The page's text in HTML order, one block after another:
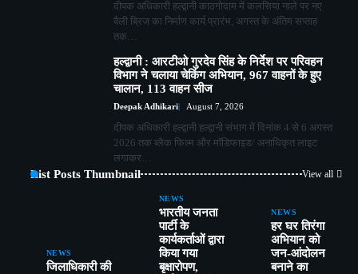
दीपक अधिकारी हल्द्वानी काठगोदाम में कलसिया नाले पर नए
वैली ब्रिज का निर्माण कार्य प्रारंभ, अगस्त के अंतिम सप्ताह
तक…
हल्द्वानी : आरटीओ गुरदेव सिंह के निर्देश पर परिवहन
विभाग ने चलाया चेकिंग अभियान, 967 वाहनों के हुए
चालान, 113 वाहन सीज
Deepak Adhikari August 7, 2026
दीपक अधिकारी हल्द्वानी हल्द्वानी संभाग में दिनांक 4 से 6 अगस्त
2026 तक ब्लैक फिल्म और मॉडिफाइड/ अनाधिकृत लाइट
लगाकर…
List Posts Thumbnail View all
NEWS
जिलाधिकारी की
NEWS
भारतीय जनता
पार्टी के
कार्यकर्ताओं द्वारा
किया गया
बृक्षारोपण,
NEWS
हर घर तिरंगा
अभियान को
जन-आंदोलन
बनाने का